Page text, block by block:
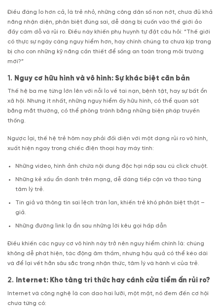
Điều đáng lo hơn cả, là trẻ nhỏ, những công dân số non nớt, chưa đủ khả
năng nhận diện, phân biệt đúng sai, dễ dàng bị cuốn vào thế giới ảo
đầy cám dỗ và rủi ro. Điều này khiến phụ huynh tự đặt câu hỏi: “Thế giới
có thực sự ngày càng nguy hiểm hơn, hay chính chúng ta chưa kịp trang
bị cho con những kỹ năng cần thiết để sống an toàn trong môi trường
mới?”
1. Nguy cơ hữu hình và vô hình: Sự khác biệt căn bản
Thế hệ ba mẹ từng lớn lên với nỗi lo về tai nạn, bệnh tật, hay sự bất ổn
xã hội. Nhưng ít nhất, những nguy hiểm ấy hữu hình, có thể quan sát
bằng mắt thường, có thể phòng tránh bằng những biện pháp truyền
thống.
Ngược lại, thế hệ trẻ hôm nay phải đối diện với một dạng rủi ro vô hình,
xuất hiện ngay trong chiếc điện thoại hay máy tính:
Những video, hình ảnh chứa nội dung độc hại nấp sau cú click chuột.
Những kẻ xấu ẩn danh trên mạng, dễ dàng tiếp cận và thao túng
tâm lý trẻ.
Tin giả và thông tin sai lệch tràn lan, khiến trẻ khó phân biệt thật –
giả.
Những đường link lạ ẩn sau những lời kêu gọi hấp dẫn
Điều khiến các nguy cơ vô hình này trở nên nguy hiểm chính là: chúng
không dễ phát hiện, tác động âm thầm, nhưng hậu quả có thể kéo dài
và để lại vết hằn sâu sắc trong nhận thức, tâm lý và hành vi của trẻ.
2. Internet: Kho tàng tri thức hay cánh cửa tiềm ẩn rủi ro?
Internet và công nghệ là con dao hai lưỡi, một mặt, nó đem đến cơ hội
chưa từng có: